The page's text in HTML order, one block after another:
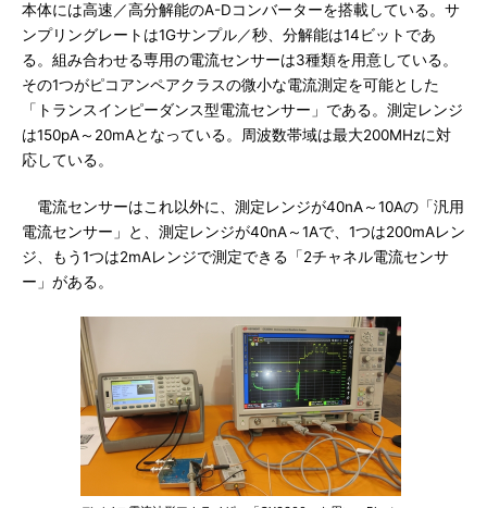
本体には高速／高分解能のA-Dコンバーターを搭載している。サ
ンプリングレートは1Gサンプル／秒、分解能は14ビットであ
る。組み合わせる専用の電流センサーは3種類を用意している。
その1つがピコアンペアクラスの微小な電流測定を可能とした
「トランスインピーダンス型電流センサー」である。測定レンジ
は150pA～20mAとなっている。周波数帯域は最大200MHzに対
応している。
電流センサーはこれ以外に、測定レンジが40nA～10Aの「汎用
電流センサー」と、測定レンジが40nA～1Aで、1つは200mAレン
ジ、もう1つは2mAレンジで測定できる「2チャネル電流センサ
ー」がある。